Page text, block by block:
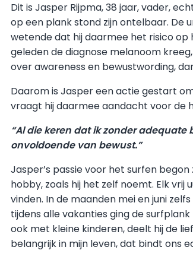
Dit is Jasper Rijpma, 38 jaar, vader,
op een plank stond zijn ontelbaar. De
wetende dat hij daarmee het risico
geleden de diagnose melanoom
over awareness en bewustwording,
Daarom is Jasper een actie gestart
vraagt hij daarmee aandacht voor de
“Al die keren dat ik zonder
onvoldoende van bewust.”
Jasper’s passie voor het surfen
hobby, zoals hij het zelf noemt. Elk vrij
vinden. In de maanden mei en juni
tijdens alle vakanties ging de
ook met kleine kinderen, deelt hij de
belangrijk in mijn leven, dat bindt ons